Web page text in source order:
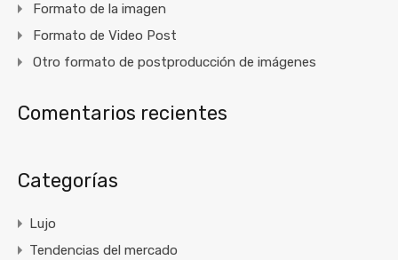
Formato de la imagen
Formato de Video Post
Otro formato de postproducción de imágenes
Comentarios recientes
Categorías
Lujo
Tendencias del mercado